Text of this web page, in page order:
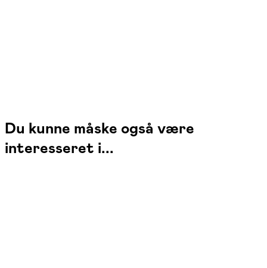
Du kunne måske også være
interesseret i...